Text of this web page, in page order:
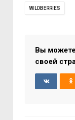
WILDBERRIES
Вы
своей